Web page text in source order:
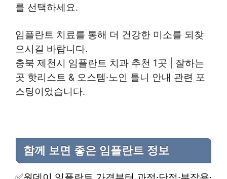
를 선택하세요.
임플란트 치료를 통해 더 건강한 미소를 되찾
으시길 바랍니다.
충북 제천시 임플란트 치과 추천 1곳 | 잘하는
곳 핫리스트 & 오스템·노인 틀니 안내 관련 포
스팅이었습니다.
함께 보면 좋은 임플란트 정보